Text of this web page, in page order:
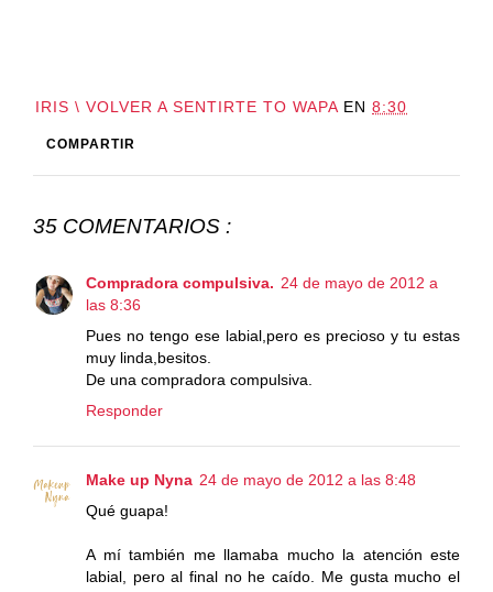
IRIS \ VOLVER A SENTIRTE TO WAPA EN 8:30
COMPARTIR
35 COMENTARIOS :
Compradora compulsiva. 24 de mayo de 2012 a
las 8:36
Pues no tengo ese labial,pero es precioso y tu estas
muy linda,besitos.
De una compradora compulsiva.
Responder
Make up Nyna 24 de mayo de 2012 a las 8:48
Qué guapa!
A mí también me llamaba mucho la atención este
labial, pero al final no he caído. Me gusta mucho el